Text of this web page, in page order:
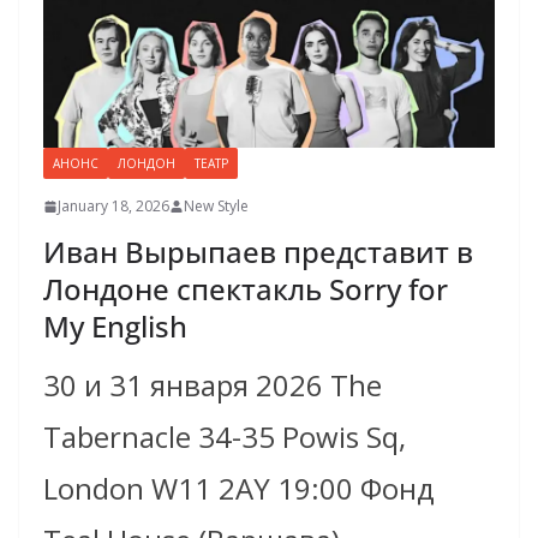
АНОНС ЛОНДОН ТЕАТР
January 18, 2026 New Style
Иван Вырыпаев представит в
Лондоне спектакль Sorry for
My English
30 и 31 января 2026 The
Tabernacle 34-35 Powis Sq,
London W11 2AY 19:00 Фонд